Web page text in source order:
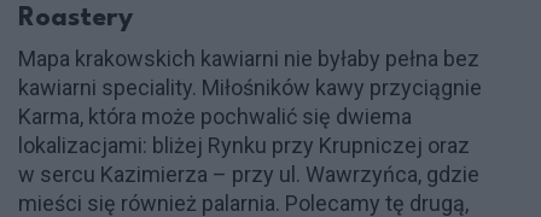
Roastery
Mapa krakowskich kawiarni nie byłaby pełna bez
kawiarni speciality. Miłośników kawy przyciągnie
Karma, która może pochwalić się dwiema
lokalizacjami: bliżej Rynku przy Krupniczej oraz
w sercu Kazimierza – przy ul. Wawrzyńca, gdzie
mieści się również palarnia. Polecamy tę drugą,